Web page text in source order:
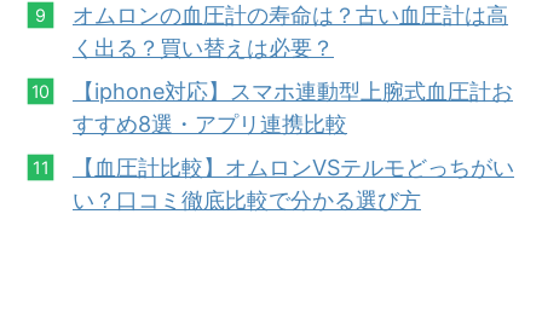
オムロンの血圧計の寿命は？古い血圧計は高
く出る？買い替えは必要？
【iphone対応】スマホ連動型上腕式血圧計お
すすめ8選・アプリ連携比較
【血圧計比較】オムロンVSテルモどっちがい
い？口コミ徹底比較で分かる選び方